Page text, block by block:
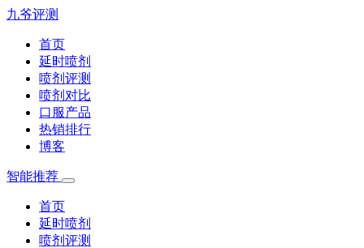
九爷评测
首页
延时喷剂
喷剂评测
喷剂对比
口服产品
热销排行
博客
智能推荐
首页
延时喷剂
喷剂评测